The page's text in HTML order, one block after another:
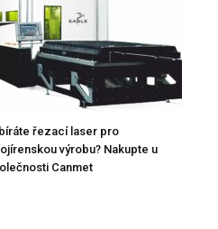
řezací laser pro
výrobu? Nakupte u
Canmet